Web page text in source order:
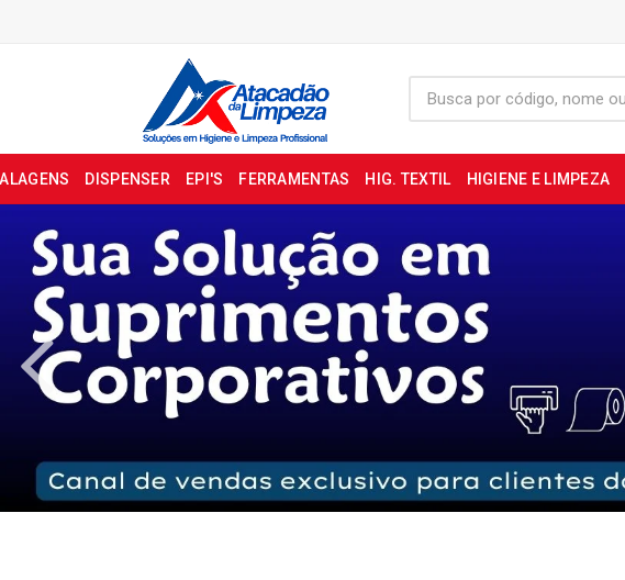
DISPENSER EPI'S FERRAMENTAS HIG. TEXTIL HIGIENE E LIMPEZA